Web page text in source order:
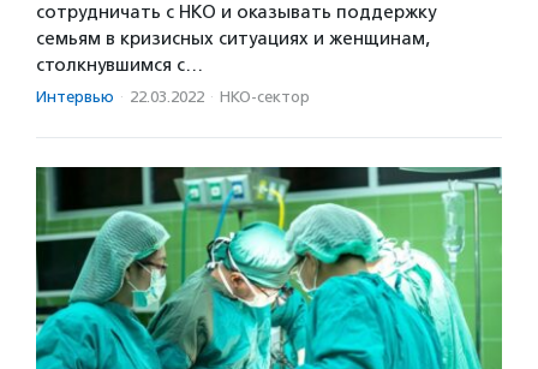
сотрудничать с НКО и оказывать поддержку
семьям в кризисных ситуациях и женщинам,
столкнувшимся с…
Интервью · 22.03.2022 · НКО-сектор